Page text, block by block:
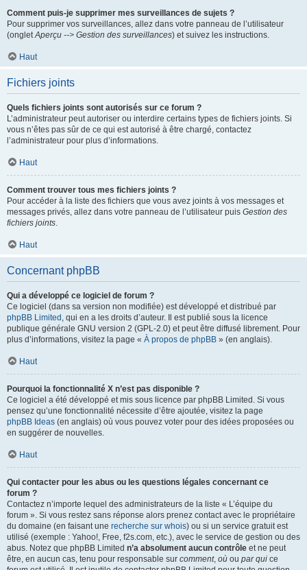
Comment puis-je supprimer mes surveillances de sujets ?
Pour supprimer vos surveillances, allez dans votre panneau de l’utilisateur
(ongletAperçu --> Gestion des surveillances) et suivez les instructions.
Haut
Fichiers joints
Quels fichiers joints sont autorisés sur ce forum ?
L’administrateur peut autoriser ou interdire certains types de fichiers joints. Si
vous n’êtes pas sûr de ce qui est autorisé à être chargé, contactez
l’administrateur pour plus d’informations.
Haut
Comment trouver tous mes fichiers joints ?
Pour accéder à la liste des fichiers que vous avez joints à vos messages et
messages privés, allez dans votre panneau de l’utilisateur puis Gestion des
fichiers joints.
Haut
Concernant phpBB
Qui a développé ce logiciel de forum ?
Ce logiciel (dans sa version non modifiée) est développé et distribué par
phpBB Limited , qui en a les droits d’auteur. Il est publié sous la licence
publique générale GNU version 2 (GPL-2.0) et peut être diffusé librement. Pour
plus d’informations, visitez la page « À propos de phpBB » (en anglais).
Haut
Pourquoi la fonctionnalité X n’est pas disponible ?
Ce logiciel a été développé et mis sous licence par phpBB Limited. Si vous
pensez qu’une fonctionnalité nécessite d’être ajoutée, visitez la page
phpBB Ideas (en anglais) où vous pouvez voter pour des idées proposées ou
en suggérer de nouvelles.
Haut
Qui contacter pour les abus ou les questions légales concernant ce
forum ?
Contactez n’importe lequel des administrateurs de la liste « L’équipe du
forum ». Si vous restez sans réponse alors prenez contact avec le propriétaire
du domaine (en faisant une recherche sur whois) ou si un service gratuit est
utilisé (exemple : Yahoo!, Free, f2s.com, etc.), avec le service de gestion ou des
abus. Notez que phpBB Limited n’a absolument aucun contrôle et ne peut
être, en aucun cas, tenu pour responsable sur comment, où ou par qui ce